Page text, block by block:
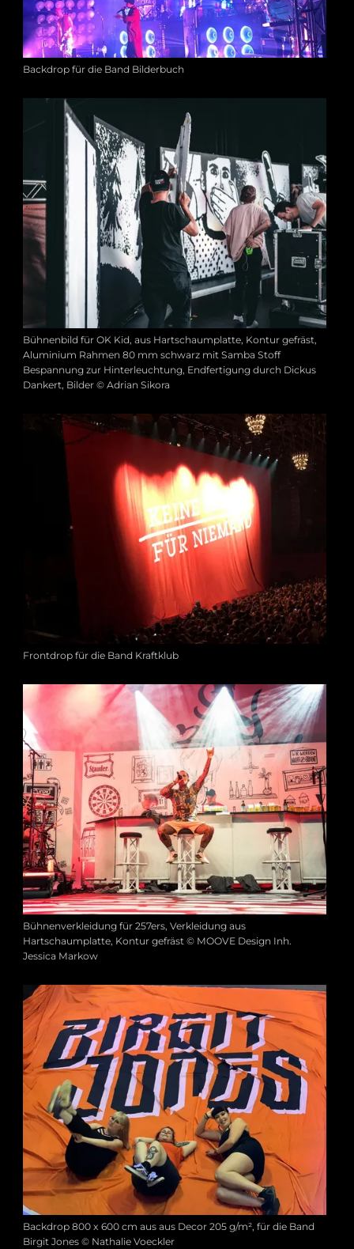
Backdrop für die Band Bilderbuch
Bühnenbild für OK Kid, aus Hartschaumplatte, Kontur gefräst,
Aluminium Rahmen 80 mm schwarz mit Samba Stoff
Bespannung zur Hinterleuchtung, Endfertigung durch Dickus
Dankert, Bilder © Adrian Sikora
Frontdrop für die Band Kraftklub
Bühnenverkleidung für 257ers, Verkleidung aus
Hartschaumplatte, Kontur gefräst © MOOVE Design Inh.
Jessica Markow
Backdrop 800 x 600 cm aus aus Decor 205 g/m², für die Band
Birgit Jones © Nathalie Voeckler